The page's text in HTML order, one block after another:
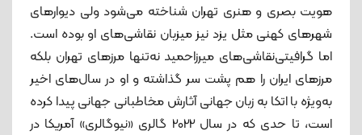
هویت بصری و هنری تهران شناخته می‌شود ولی دیوارهای
شهرهای کهنی مثل یزد نیز میزبان نقاشی‌های او بوده است.
اما گرافیتی‌نقاشی‌های میرزاحمید نه‌تنها مرزهای تهران بلکه
مرزهای ایران را هم پشت سر گذاشته و او در سال‌های اخیر
به‌ویژه با اتکا به زبان جهانی آثارش مخاطبانی جهانی پیدا کرده
است، تا حدی که در سال 2022 گالری «نیوگالری» آمریکا در